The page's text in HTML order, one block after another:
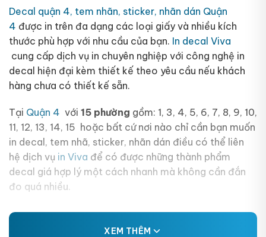
Decal quận 4, tem nhãn, sticker, nhãn dán Quận
4 được in trên đa dạng các loại giấy và nhiều kích
thước phù hợp với nhu cầu của bạn. In decal Viva
cung cấp dịch vụ in chuyên nghiệp với công nghệ in
decal hiện đại kèm thiết kế theo yêu cầu nếu khách
hàng chưa có thiết kế sẵn.
Tại Quận 4 với 15 phường gồm: 1, 3, 4, 5, 6, 7, 8, 9, 10,
11, 12, 13, 14, 15 hoặc bất cứ nơi nào chỉ cần bạn muốn
in decal, tem nhã, sticker, nhãn dán điều có thể liên
hệ dịch vụ in Viva để có được những thành phẩm
decal giá hợp lý một cách nhanh mà không cần đắn
đo quá nhiều.
XEM THÊM